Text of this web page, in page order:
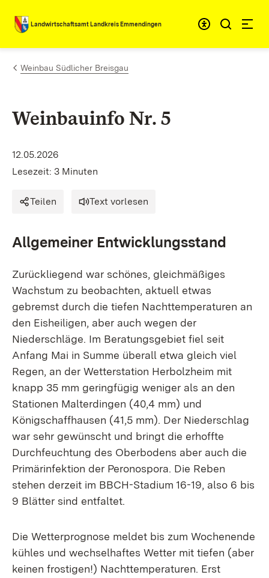
Zum Inhalt springen
Landwirtschaftsamt Landkreis Emmendingen
Weinbau Südlicher Breisgau
Weinbauinfo Nr. 5
12.05.2026
Lesezeit: 3 Minuten
Teilen Text vorlesen
Allgemeiner Entwicklungsstand
Zurückliegend war schönes, gleichmäßiges
Wachstum zu beobachten, aktuell etwas
gebremst durch die tiefen Nachttemperaturen an
den Eisheiligen, aber auch wegen der
Niederschläge. Im Beratungsgebiet fiel seit
Anfang Mai in Summe überall etwa gleich viel
Regen, an der Wetterstation Herbolzheim mit
knapp 35 mm geringfügig weniger als an den
Stationen Malterdingen (40,4 mm) und
Königschaffhausen (41,5 mm). Der Niederschlag
war sehr gewünscht und bringt die erhoffte
Durchfeuchtung des Oberbodens aber auch die
Primärinfektion der Peronospora. Die Reben
stehen derzeit im BBCH-Stadium 16-19, also 6 bis
9 Blätter sind entfaltet.
Die Wetterprognose meldet bis zum Wochenende
kühles und wechselhaftes Wetter mit tiefen (aber
keinen frostigen!) Nachttemperaturen. Erst